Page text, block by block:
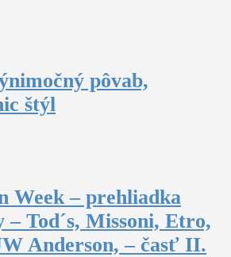
pôvab,
štýl
Week – prehliadka
– Tod´s, Missoni, Etro,
Anderson, – časť II.